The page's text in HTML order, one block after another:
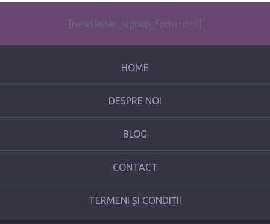
[newsletter_signup_form id=1]
HOME
DESPRE NOI
BLOG
CONTACT
TERMENI ȘI CONDIȚII